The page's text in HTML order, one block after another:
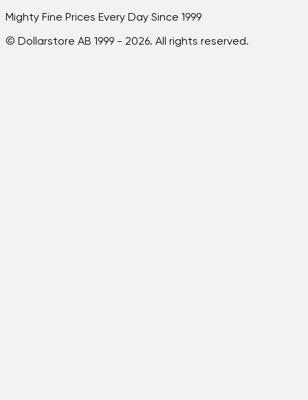
Mighty Fine Prices Every Day Since 1999
© Dollarstore AB 1999 - 2026. All rights reserved.